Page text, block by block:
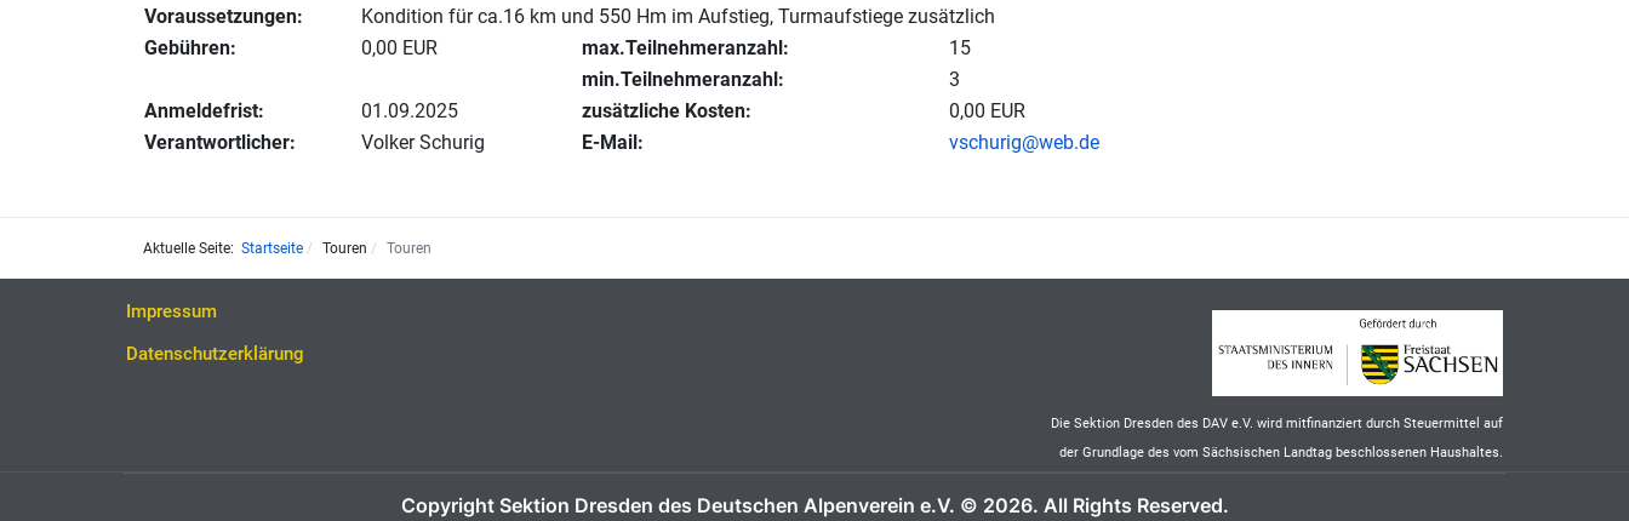
Voraussetzungen:
Kondition für ca.16 km und 550 Hm im Aufstieg, Turmaufstiege zusätzlich
Gebühren:
0,00 EUR max.Teilnehmeranzahl:
15
min.Teilnehmeranzahl:
3
Anmeldefrist:
01.09.2025 zusätzliche Kosten:
0,00 EUR
Verantwortlicher:
Volker Schurig E-Mail: vschurig@web.de
Aktuelle Seite: Startseite Touren Touren
Impressum
Datenschutzerklärung
Die Sektion Dresden des DAV e.V. wird mitfinanziert durch Steuermittel auf
der Grundlage des vom Sächsischen Landtag beschlossenen Haushaltes.
Copyright Sektion Dresden des Deutschen Alpenverein e.V. © 2026. All Rights Reserved.